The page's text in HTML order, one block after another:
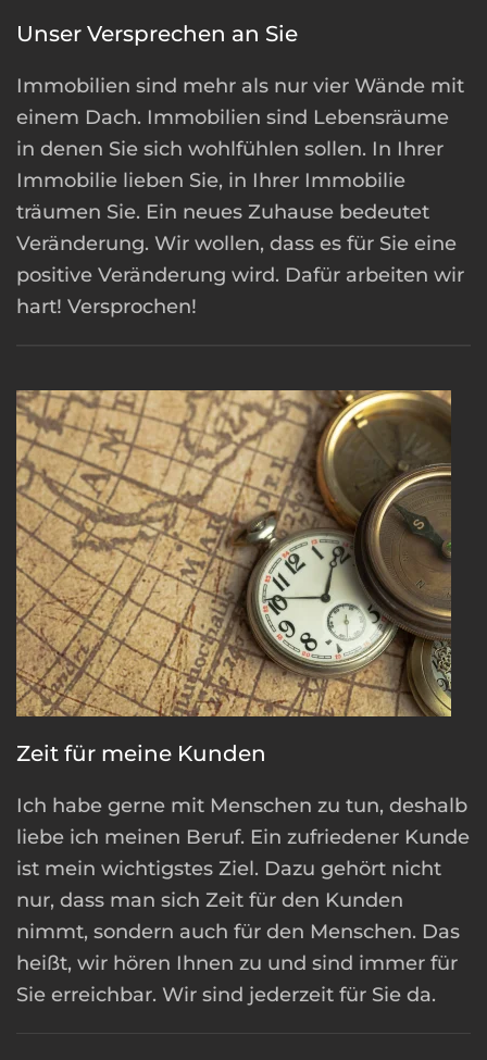
Unser Versprechen an Sie
Immobilien sind mehr als nur vier Wände mit
einem Dach. Immobilien sind Lebensräume
in denen Sie sich wohlfühlen sollen. In Ihrer
Immobilie lieben Sie, in Ihrer Immobilie
träumen Sie. Ein neues Zuhause bedeutet
Veränderung. Wir wollen, dass es für Sie eine
positive Veränderung wird. Dafür arbeiten wir
hart! Versprochen!
Zeit für meine Kunden
Ich habe gerne mit Menschen zu tun, deshalb
liebe ich meinen Beruf. Ein zufriedener Kunde
ist mein wichtigstes Ziel. Dazu gehört nicht
nur, dass man sich Zeit für den Kunden
nimmt, sondern auch für den Menschen. Das
heißt, wir hören Ihnen zu und sind immer für
Sie erreichbar. Wir sind jederzeit für Sie da.